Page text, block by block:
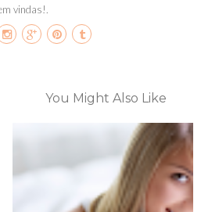
vindas!.
You Might Also Like